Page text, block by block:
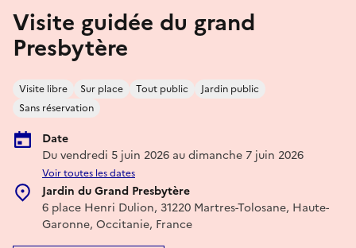
Visite guidée du grand
Presbytère
Visite libre Sur place Tout public
Jardin public
Sans réservation
Date
Du vendredi 5 juin 2026 au dimanche 7 juin 2026
Voir toutes les dates
Jardin du Grand Presbytère
6 place Henri Dulion, 31220 Martres-Tolosane, Haute-
Garonne, Occitanie, France